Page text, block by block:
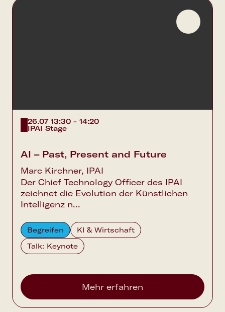
26.07 13:30 - 14:20
IPAI Stage
AI – Past, Present and Future
Marc Kirchner, IPAI
Der Chief Technology Officer des IPAI
zeichnet die Evolution der Künstlichen
Intelligenz n...
Begreifen
KI & Wirtschaft
Talk: Keynote
Mehr erfahren